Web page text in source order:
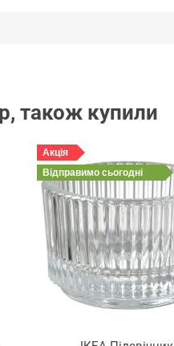
також купили
Акція
Відправимосьогодні